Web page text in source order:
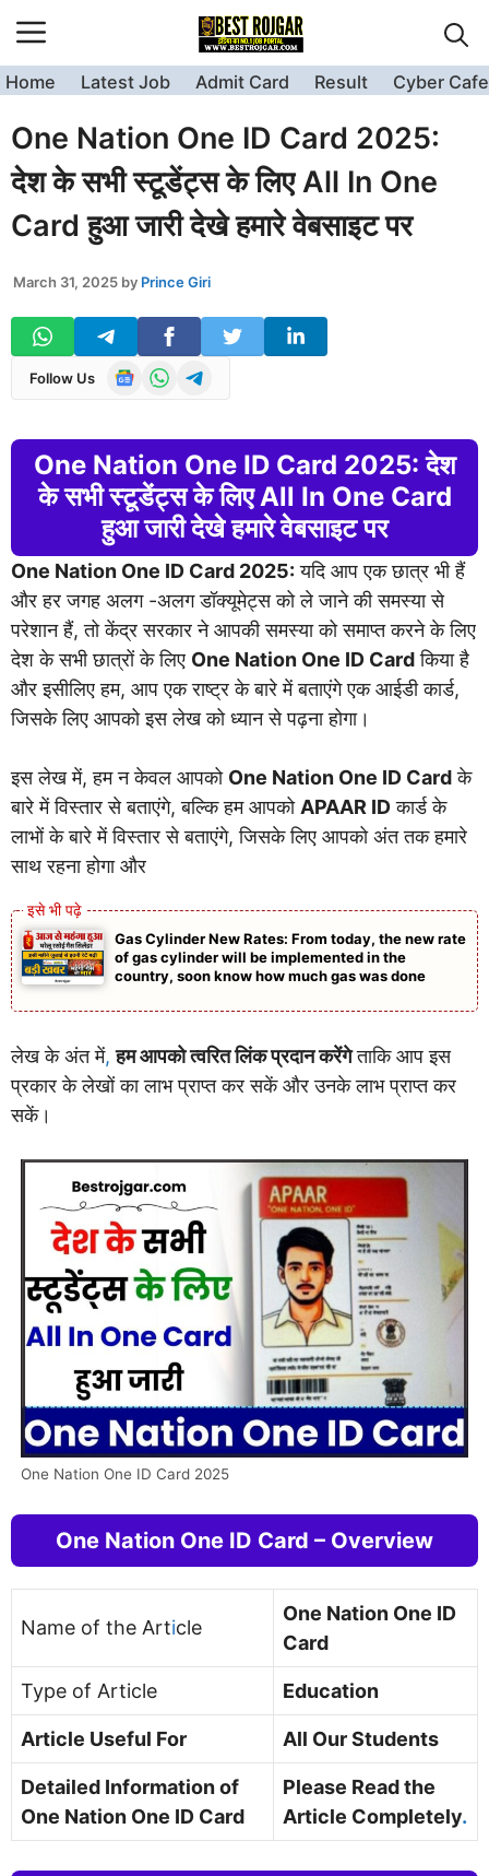
to
content
Home Latest Job Admit Card Result Cyber Cafe
One Nation One ID Card 2025:
देश के सभी स्टूडेंट्स के लिए All In One
Card हुआ जारी देखे हमारे वेबसाइट पर
March 31, 2025 by Prince Giri
Follow Us
One Nation One ID Card 2025: देश
के सभी स्टूडेंट्स के लिए All In One Card
हुआ जारी देखे हमारे वेबसाइट पर
One Nation One ID Card 2025: यदि आप एक छात्र भी हैं
और हर जगह अलग -अलग डॉक्यूमेट्स को ले जाने की समस्या से
परेशान हैं, तो केंद्र सरकार ने आपकी समस्या को समाप्त करने के लिए
देश के सभी छात्रों के लिए One Nation One ID Cardकिया है
और इसीलिए हम, आप एक राष्ट्र के बारे में बताएंगे एक आईडी कार्ड,
जिसके लिए आपको इस लेख को ध्यान से पढ़ना होगा।
इस लेख में, हम न केवल आपको One Nation One ID Cardके
बारे में विस्तार से बताएंगे, बल्कि हम आपको APAAR IDकार्ड के
लाभों के बारे में विस्तार से बताएंगे, जिसके लिए आपको अंत तक हमारे
साथ रहना होगा और
Gas Cylinder New Rates: From today, the new rate
of gas cylinder will be implemented in the
country, soon know how much gas was done
लेख के अंत में, हम आपको त्वरित लिंक प्रदान करेंगेताकि आप इस
प्रकार के लेखों का लाभ प्राप्त कर सकें और उनके लाभ प्राप्त कर
सकें।
One Nation One ID Card 2025
One Nation One ID Card – Overview
Name of the Article
One Nation One ID
Card
Type of Article Education
Article Useful For All Our Students
Detailed Information of
One Nation One ID Card
Please Read the
Article Completely.